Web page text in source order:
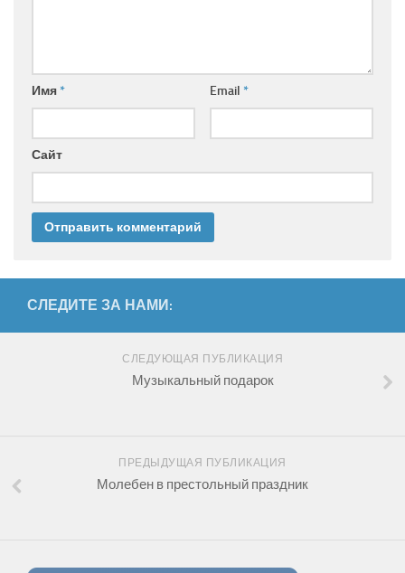
Имя* Email *
Сайт
СЛЕДИТЕ ЗА НАМИ:
СЛЕДУЮЩАЯ ПУБЛИКАЦИЯ
Музыкальный подарок
ПРЕДЫДУЩАЯ ПУБЛИКАЦИЯ
Молебен в престольный праздник